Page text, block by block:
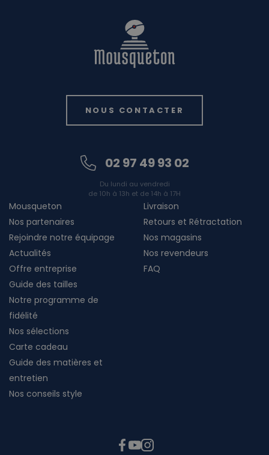
NOUS CONTACTER
02 97 49 93 02
Du lundi au vendredi
de 10h à 13h et de 14h à 17H
Mousqueton
Nos partenaires
Rejoindre notre équipage
Actualités
Offre entreprise
Livraison
Retours et Rétractation
Nos magasins
Nos revendeurs
FAQ
Guide des tailles
Notre programme de
fidélité
Nos sélections
Carte cadeau
Guide des matières et
entretien
Nos conseils style